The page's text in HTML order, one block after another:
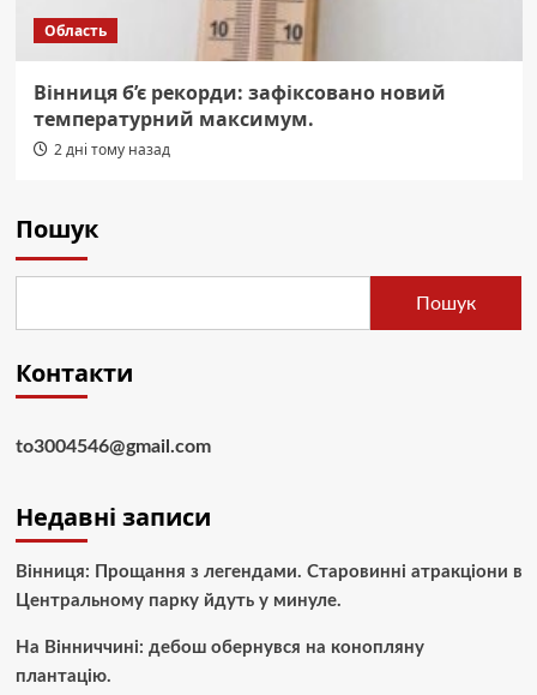
Область
Вінниця б’є рекорди: зафіксовано новий
температурний максимум.
2 дні тому назад
Пошук
Пошук
Контакти
to3004546@gmail.com
Недавні записи
Вінниця: Прощання з легендами. Старовинні атракціони в
Центральному парку йдуть у минуле.
На Вінниччині: дебош обернувся на конопляну
плантацію.